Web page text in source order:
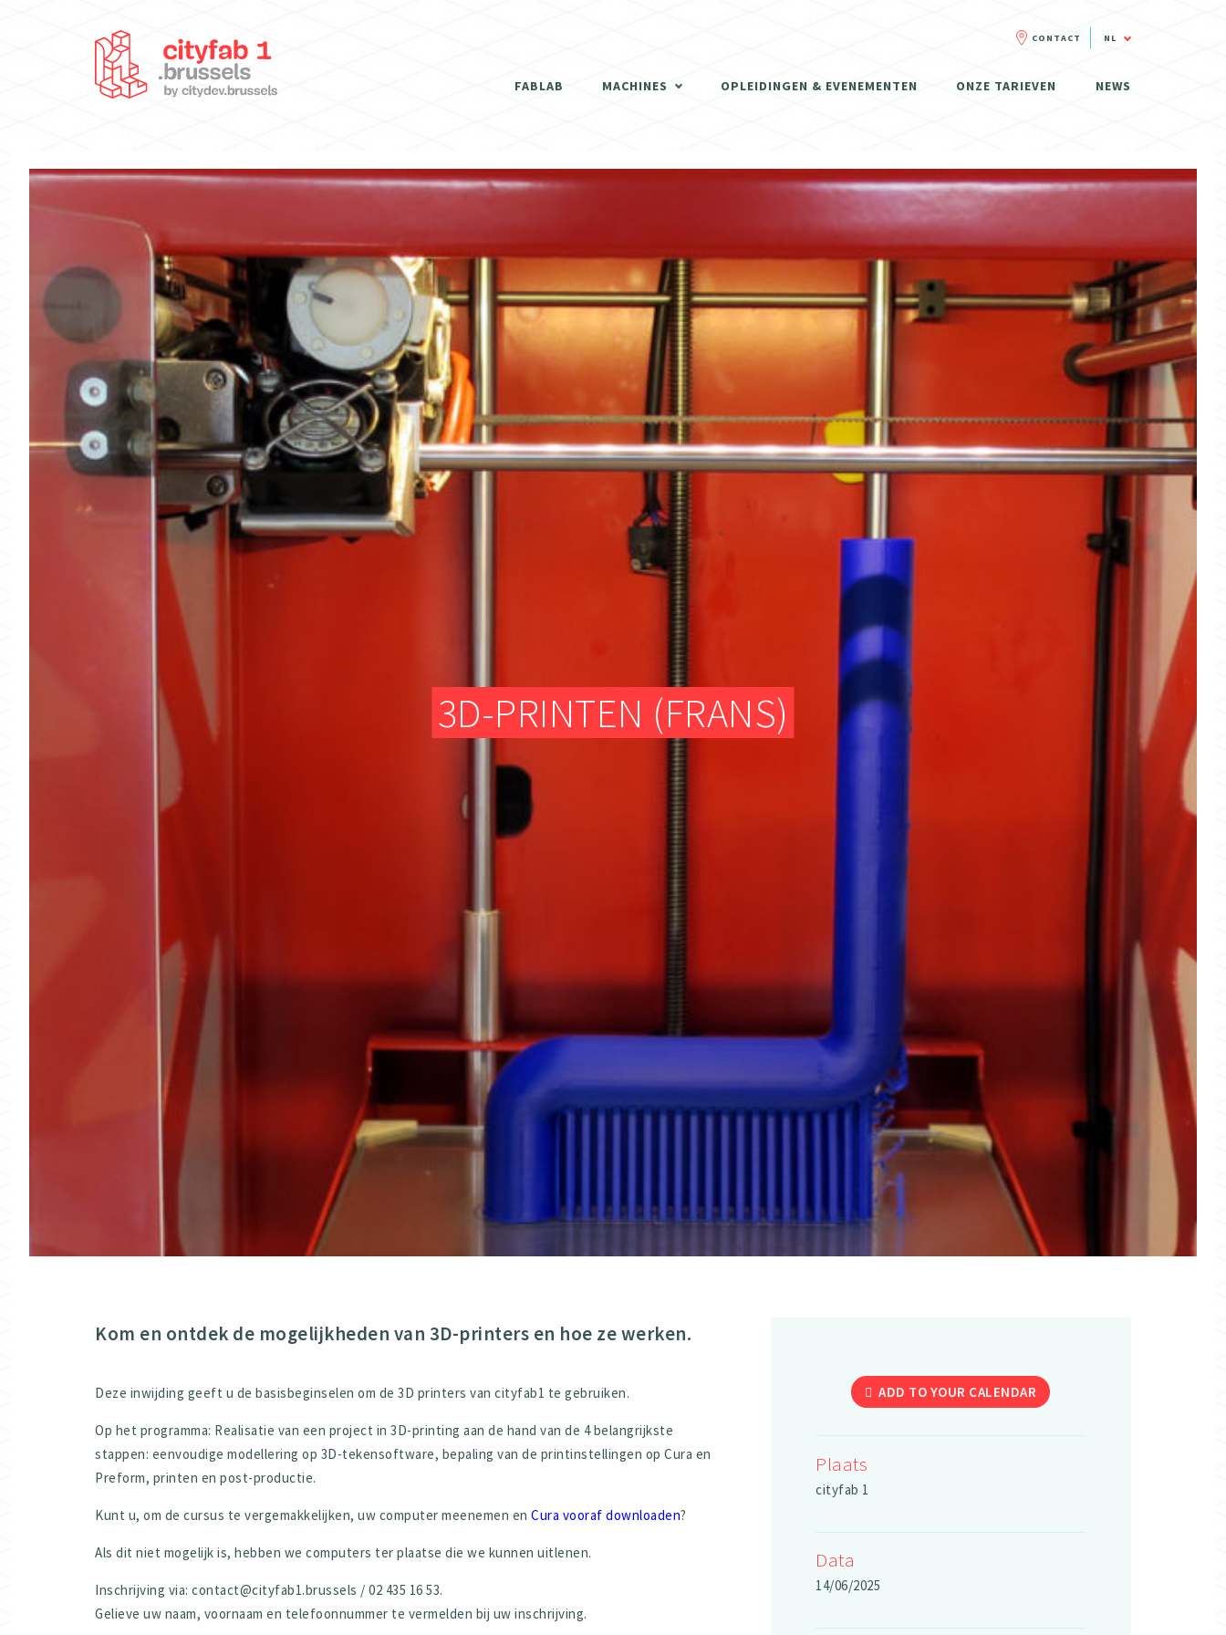
FABLAB MACHINES
DE LASERCUTTERS
SCHRIJNWERKERIJ
DIGITALE FREESMACHINES (CNC)
ELEKTRONISCH GEDEELTE
TEXTIELATELIER
OPLEIDINGEN & EVENEMENTEN ONZE TARIEVEN NEWS
CONTACT NL
3D PRINTERS
DIGITALE FREESMACHINES (CNC)
ELEKTRONISCH GEDEELTE
TEXTIELATELIER
3D-PRINTEN (FRANS)
Kom en ontdek de mogelijkheden van 3D-printers en hoe ze werken.
Deze inwijding geeft u de basisbeginselen om de 3D printers van cityfab1 te gebruiken.
Op het programma: Realisatie van een project in 3D-printing aan de hand van de 4 belangrijkste
stappen: eenvoudige modellering op 3D-tekensoftware, bepaling van de printinstellingen op Cura en
Preform, printen en post-productie.
Kunt u, om de cursus te vergemakkelijken, uw computer meenemen enCura vooraf downloaden?
Als dit niet mogelijk is, hebben we computers ter plaatse die we kunnen uitlenen.
Inschrijving via: contact@cityfab1.brussels / 02 435 16 53.
Gelieve uw naam, voornaam en telefoonnummer te vermelden bij uw inschrijving.
ADD TO YOUR CALENDAR
Plaats
cityfab 1
Data
14/06/2025